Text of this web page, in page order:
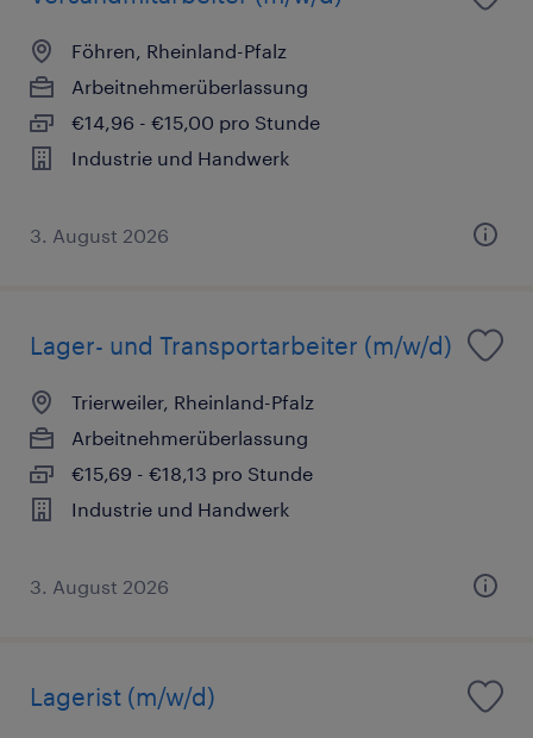
Föhren, Rheinland-Pfalz
Arbeitnehmerüberlassung
€14,96 - €15,00 pro Stunde
Industrie und Handwerk
3. August 2026
Lager- und Transportarbeiter (m/w/d)
Trierweiler, Rheinland-Pfalz
Arbeitnehmerüberlassung
€15,69 - €18,13 pro Stunde
Industrie und Handwerk
3. August 2026
Lagerist (m/w/d)